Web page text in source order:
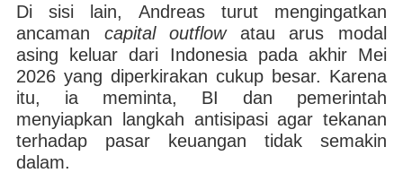
Di sisi lain, Andreas turut mengingatkan
ancaman capital outflowatau arus modal
asing keluar dari Indonesia pada akhir Mei
2026 yang diperkirakan cukup besar. Karena
itu, ia meminta, BI dan pemerintah
menyiapkan langkah antisipasi agar tekanan
terhadap pasar keuangan tidak semakin
dalam.